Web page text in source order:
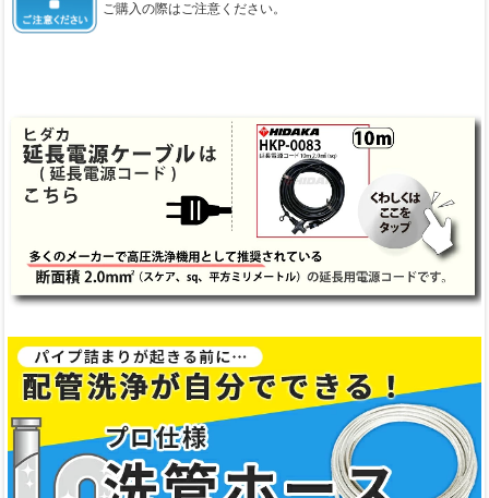
ご購入の際はご注意ください。